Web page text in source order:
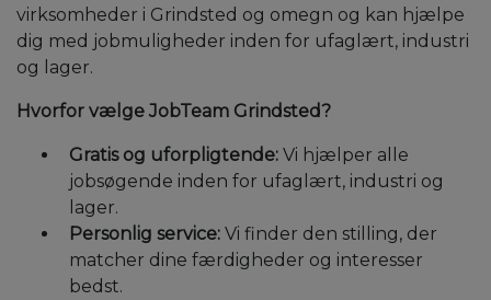
virksomheder i Grindsted og omegn og kan hjælpe
dig med jobmuligheder inden for ufaglært, industri
og lager.
Hvorfor vælge JobTeam Grindsted?
Gratis og uforpligtende: Vi hjælper alle
jobsøgende inden for ufaglært, industri og
lager.
Personlig service: Vi finder den stilling, der
matcher dine færdigheder og interesser
bedst.